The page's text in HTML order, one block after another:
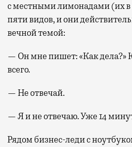
с местными лимонадами (их
пяти видов, и они
вечной темой:
— Он мне пишет: «Как дела?»
всего.
— Не отвечай.
— Я и не отвечаю. Уже 14
Рядом бизнес-леди с